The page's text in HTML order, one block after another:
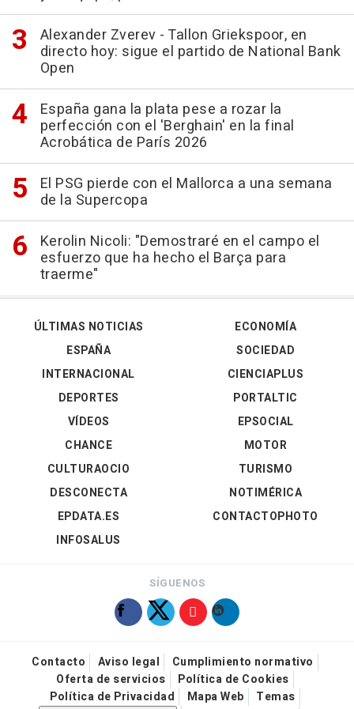
Alexander Zverev - Tallon Griekspoor, en
directo hoy: sigue el partido de National Bank
Open
España gana la plata pese a rozar la
perfección con el 'Berghain' en la final
Acrobática de París 2026
El PSG pierde con el Mallorca a una semana
de la Supercopa
Kerolin Nicoli: "Demostraré en el campo el
esfuerzo que ha hecho el Barça para
traerme"
ÚLTIMAS NOTICIAS
ESPAÑA
INTERNACIONAL
DEPORTES
VÍDEOS
ECONOMÍA
SOCIEDAD
CIENCIAPLUS
PORTALTIC
EPSOCIAL
CHANCE
CULTURAOCIO
DESCONECTA
EPDATA.ES
INFOSALUS
MOTOR
TURISMO
NOTIMÉRICA
CONTACTOPHOTO
SÍGUENOS
Contacto Aviso legal
Cumplimiento normativo
Oferta de servicios
Política de Cookies
Política de Privacidad
Mapa Web
Temas